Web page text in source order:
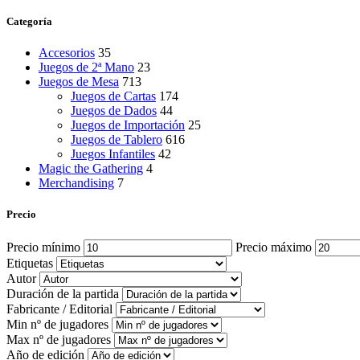
Categoría
Accesorios 35
Juegos de 2ª Mano 23
Juegos de Mesa 713
Juegos de Cartas 174
Juegos de Dados 44
Juegos de Importación 25
Juegos de Tablero 616
Juegos Infantiles 42
Magic the Gathering 4
Merchandising 7
Precio
Precio mínimo Precio máximo
Etiquetas
Autor
Duración de la partida
Fabricante / Editorial
Min nº de jugadores
Max nº de jugadores
Año de edición